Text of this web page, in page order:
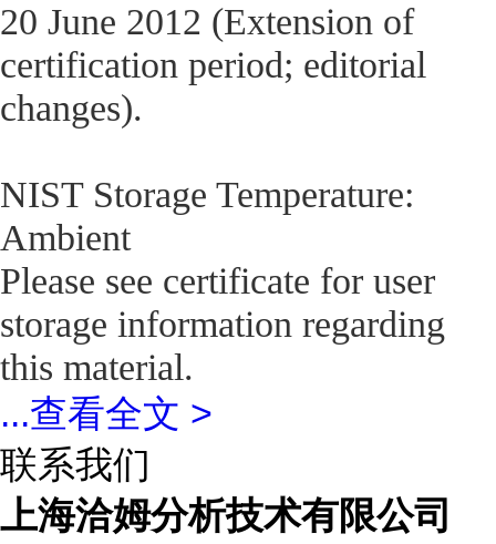
20 June 2012 (Extension of
certification period; editorial
changes).
NIST Storage Temperature:
Ambient
Please see certificate for user
storage information regarding
this material.
...查看全文 >
联系我们
上海洽姆分析技术有限公司